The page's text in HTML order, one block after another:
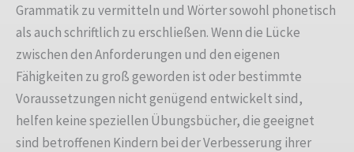
Grammatik zu vermitteln und Wörter sowohl phonetisch
als auch schriftlich zu erschließen. Wenn die Lücke
zwischen den Anforderungen und den eigenen
Fähigkeiten zu groß geworden ist oder bestimmte
Voraussetzungen nicht genügend entwickelt sind,
helfen keine speziellen Übungsbücher, die geeignet
sind betroffenen Kindern bei der Verbesserung ihrer